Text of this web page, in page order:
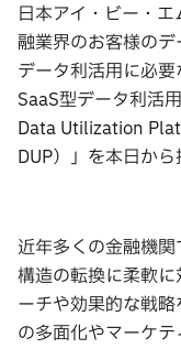
日本アイ・ビー・
融業界のお客様のデ
データ利活用に必
SaaS型データ利活
Data Utilization
DUP）」を本日から
近年多くの金融機
構造の転換に柔軟
ーチや効果的な戦
の多面化やマーケ